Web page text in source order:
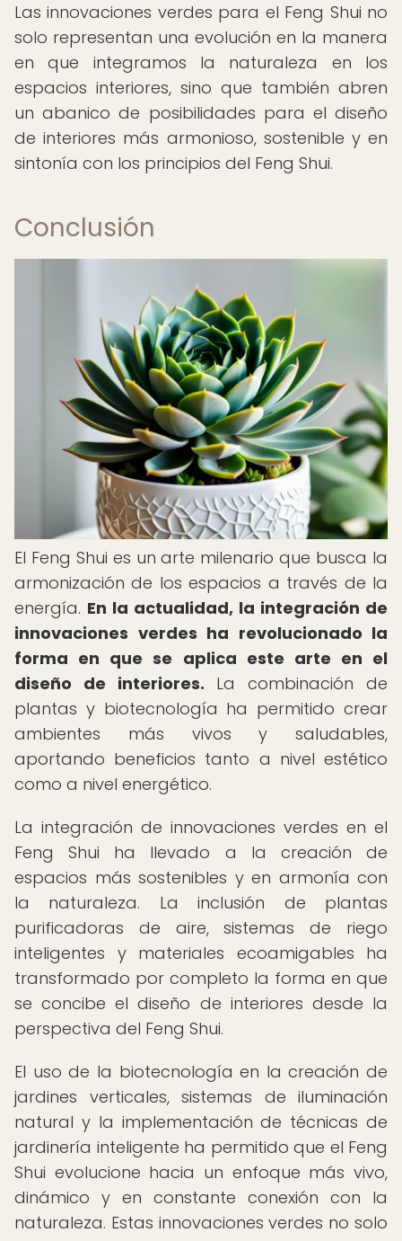
Las innovaciones verdes para el Feng Shui no
solo representan una evolución en la manera
en que integramos la naturaleza en los
espacios interiores, sino que también abren
un abanico de posibilidades para el diseño
de interiores más armonioso, sostenible y en
sintonía con los principios del Feng Shui.
Conclusión
El Feng Shui es un arte milenario que busca la
armonización de los espacios a través de la
energía. En la actualidad, la integración de
innovaciones verdes ha revolucionado la
forma en que se aplica este arte en el
diseño de interiores. La combinación de
plantas y biotecnología ha permitido crear
ambientes más vivos y saludables,
aportando beneficios tanto a nivel estético
como a nivel energético.
La integración de innovaciones verdes en el
Feng Shui ha llevado a la creación de
espacios más sostenibles y en armonía con
la naturaleza. La inclusión de plantas
purificadoras de aire, sistemas de riego
inteligentes y materiales ecoamigables ha
transformado por completo la forma en que
se concibe el diseño de interiores desde la
perspectiva del Feng Shui.
El uso de la biotecnología en la creación de
jardines verticales, sistemas de iluminación
natural y la implementación de técnicas de
jardinería inteligente ha permitido que el Feng
Shui evolucione hacia un enfoque más vivo,
dinámico y en constante conexión con la
naturaleza. Estas innovaciones verdes no solo